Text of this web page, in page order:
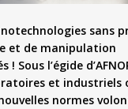
sans
et de manipulation
! Sous l’égide
et industriels
normes